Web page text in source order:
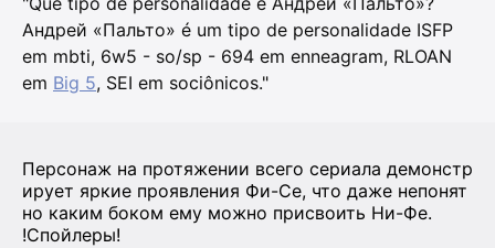
Андрей «Пальто» é um tipo de personalidade ISFP
em mbti, 6w5 - so/sp - 694 em enneagram, RLOAN
em Big 5, SEI em sociônicos."
Персонаж на протяжении всего сериала демонстр
ирует яркие проявления Фи-Се, что даже непонят
но каким боком ему можно присвоить Ни-Фе.
!Спойлеры!